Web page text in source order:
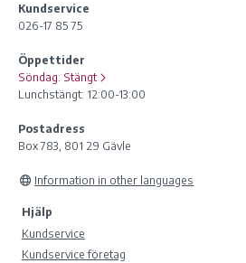
Kundservice
026-17 85 75
Öppettider
Söndag: Stängt
Lunchstängt: 12:00-13:00
Postadress
Box 783, 801 29 Gävle
Information in other languages
Hjälp
Kundservice
Kundservice företag